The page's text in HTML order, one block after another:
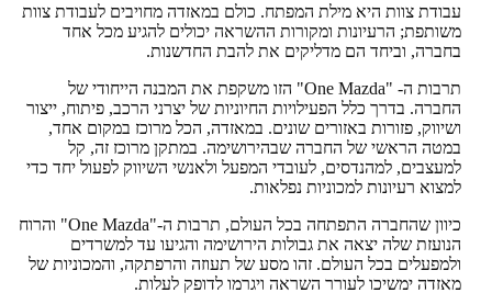
עבודת צוות היא מילת המפתח. כולם במאזדה מחויבים לעבודת צוות
משותפת; הרעיונות ומקורות ההשראה יכולים להגיע מכל אחד
בחברה, וביחד הם מדליקים את להבת החדשנות.
תרבות ה- "One Mazda" הזו משקפת את המבנה הייחודי של
החברה. בדרך כלל הפעילויות החיוניות של יצרני הרכב, פיתוח, ייצור
ושיווק, פזורות באזורים שונים. במאזדה, הכל מרוכז במקום אחד,
במטה הראשי של החברה שבהירושימה. במתקן מרוכז זה, קל
למעצבים, למהנדסים, לעובדי המפעל ולאנשי השיווק לפעול יחד כדי
למצוא רעיונות למכוניות נפלאות.
כיוון שהחברה התפתחה בכל העולם, תרבות ה-"One Mazda" והרוח
הנועזת שלה יצאה את גבולות הירושימה והגיעו עד למשרדים
ולמפעלים בכל העולם. זהו מסע של תעוזה והרפתקה, והמכוניות של
מאזדה ימשיכו לעורר השראה ויגרמו לדופק לעלות.